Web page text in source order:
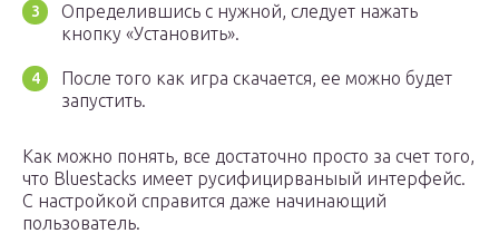
Определившись с нужной, следует нажать
кнопку «Установить».
После того как игра скачается, ее можно будет
запустить.
Как можно понять, все достаточно просто за счет того,
что Bluestacks имеет русифицирваныый интерфейс.
С настройкой справится даже начинающий
пользователь.